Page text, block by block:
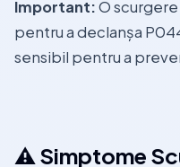
Important:O
pentru a declanșa
sensibil pentru a
⚠️ Simptome